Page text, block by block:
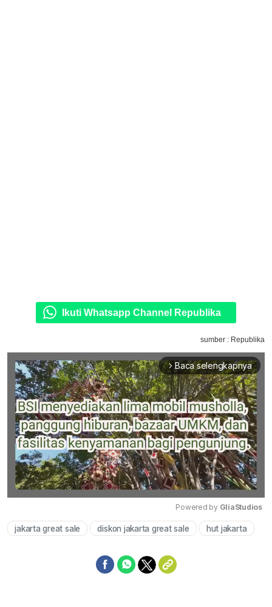
Ikuti Whatsapp Channel Republika
sumber : Republika
arrow_forward_ios Baca selengkapnya
Mute
Powered by GliaStudios
jakarta great sale diskon jakarta great sale hut jakarta